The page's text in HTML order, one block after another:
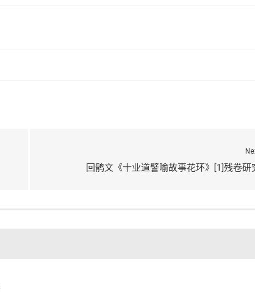
回鹘文《十业道譬喻故事花环》[1]残卷研